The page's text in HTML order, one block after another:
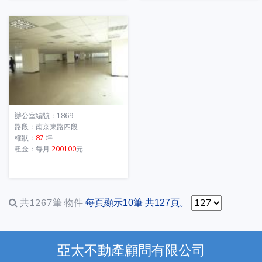
辦公室編號：1869
路段：南京東路四段
權狀： 87 坪
租金：每月 200100元
共1267筆 物件 每頁顯示10筆 共127頁。
亞太不動產顧問有限公司